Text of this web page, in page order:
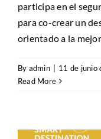
participa en el
para co-crear un
orientado a la
By admin 11 de junio
Read More